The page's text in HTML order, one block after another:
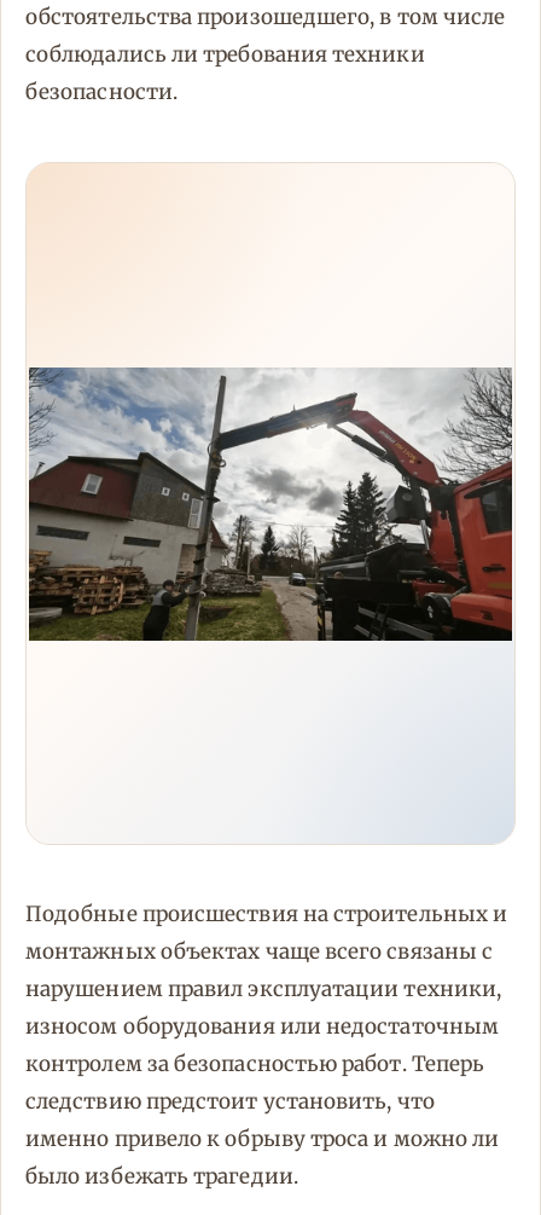
обстоятельства произошедшего, в том числе
соблюдались ли требования техники
безопасности.
Подобные происшествия на строительных и
монтажных объектах чаще всего связаны с
нарушением правил эксплуатации техники,
износом оборудования или недостаточным
контролем за безопасностью работ. Теперь
следствию предстоит установить, что
именно привело к обрыву троса и можно ли
было избежать трагедии.